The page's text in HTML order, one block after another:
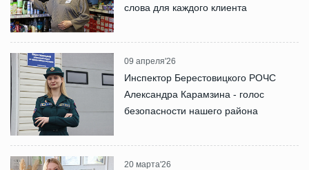
слова для каждого клиента
09 апреля'26
Инспектор Берестовицкого РОЧС
Александра Карамзина - голос
безопасности нашего района
20 марта'26